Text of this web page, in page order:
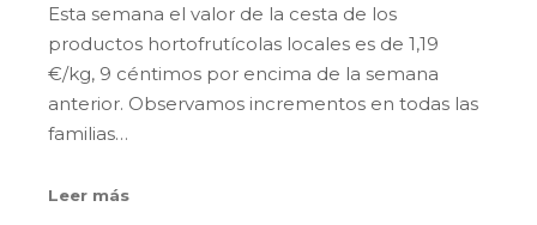
Esta semana el valor de la cesta de los
productos hortofrutícolas locales es de 1,19
€/kg, 9 céntimos por encima de la semana
anterior. Observamos incrementos en todas las
familias…
Leer más